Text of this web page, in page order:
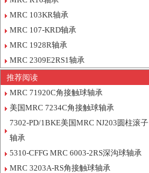
MRC 103KR轴承
MRC 107-KRD轴承
MRC 1928R轴承
MRC 2309E2RS1轴承
推荐阅读
MRC 71920C角接触球轴承
美国MRC 7234C角接触球轴承
7302-PD/1BKE美国MRC NJ203圆柱滚子
轴承
5310-CFFG MRC 6003-2RS深沟球轴承
MRC 3203A-RS角接触球轴承